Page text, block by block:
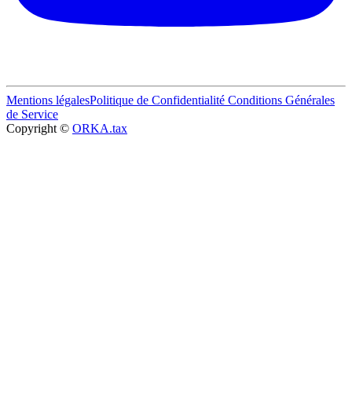
Mentions légalesPolitique de Confidentialité Conditions Générales
de Service
Copyright © ORKA.tax